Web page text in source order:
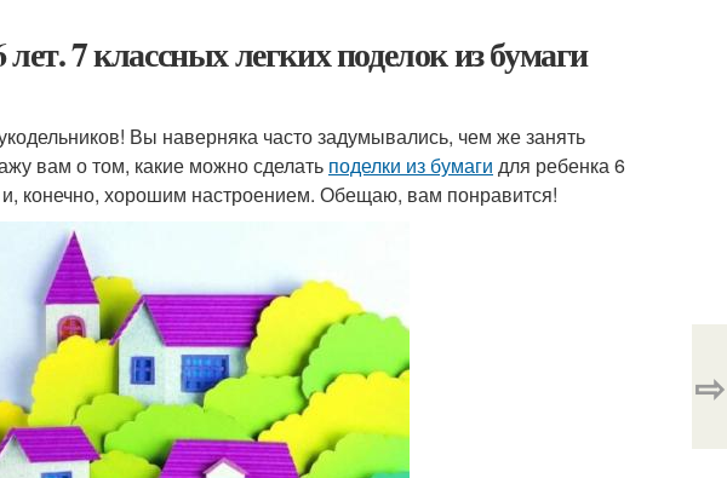
7 классных легких поделок из бумаги
Вы наверняка часто задумывались, чем же занять
вам о том, какие можно сделать поделки из бумаги для ребенка 6
конечно, хорошим настроением. Обещаю, вам понравится!
⇨